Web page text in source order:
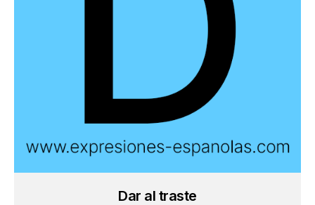
Dar al traste